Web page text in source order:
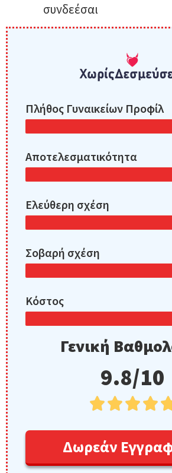
συνδεέσαι
Πλήθος Γυναικείων Προφίλ
Αποτελεσματικότητα
Ελεύθερη σχέση
Σοβαρή σχέση
Κόστος
Γενική
9.8/10

Δωρεάν